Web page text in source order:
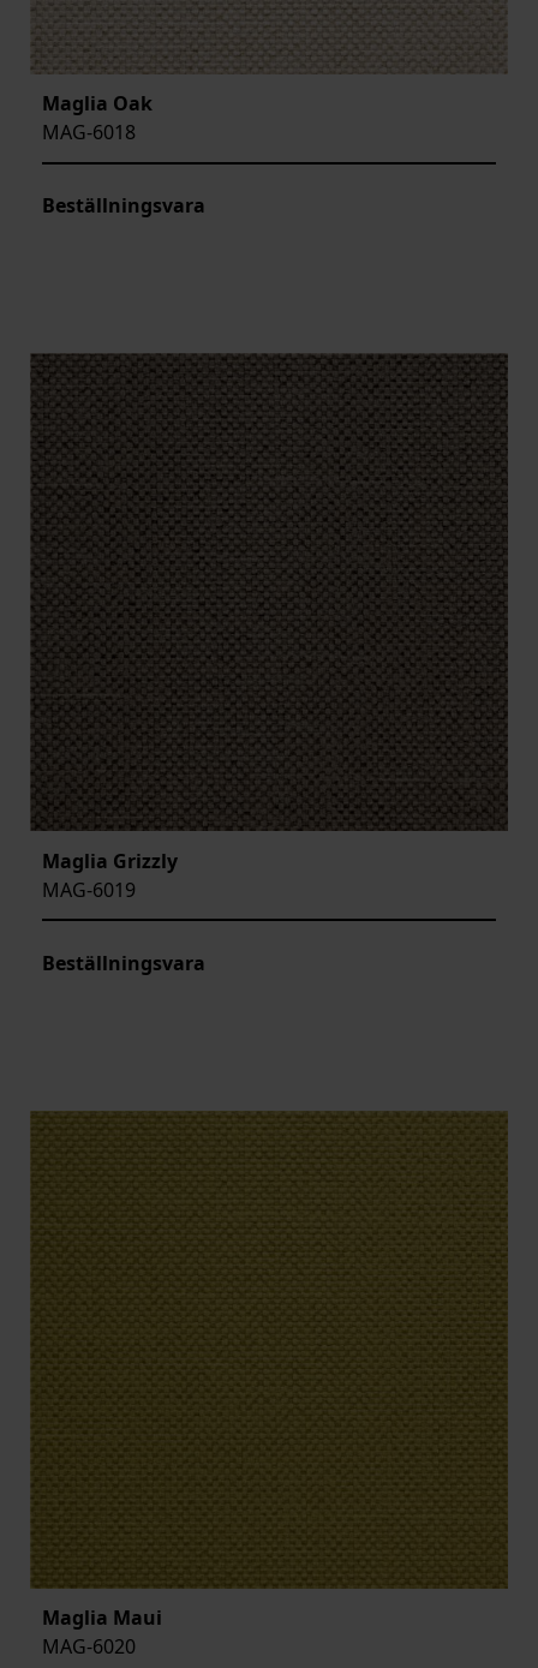
Maglia Oak
MAG-6018
Beställningsvara
Maglia Grizzly
MAG-6019
Beställningsvara
Maglia Maui
MAG-6020